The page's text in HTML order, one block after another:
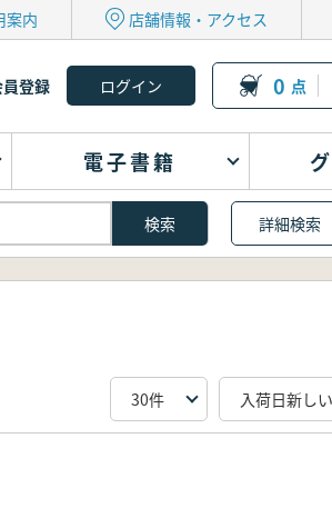
案内 店舗情報・アクセス
登録 0 点
電子書籍
詳細検索